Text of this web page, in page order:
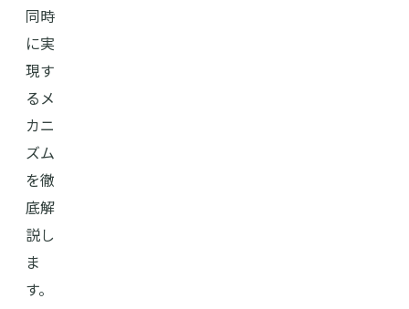
同時
に実
現す
るメ
カニ
ズム
を徹
底解
説し
ま
す。